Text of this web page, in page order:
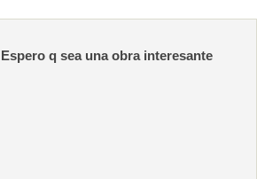
Espero q sea una obra interesante